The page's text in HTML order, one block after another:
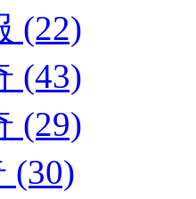
(22)
(43)
(29)
(30)